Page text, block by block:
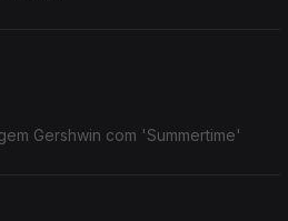
Gershwin com 'Summertime'